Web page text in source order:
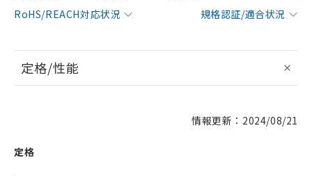
RoHS/REACH対応状況
規格認証/適合状況
定格/性能
情報更新：2024/08/21
定格